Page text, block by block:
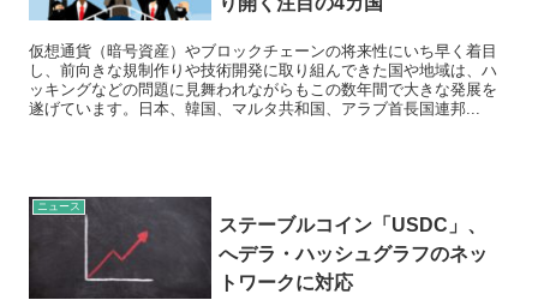
仮想通貨（暗号資産）やブロックチェーンの将来性にいち早く着目
し、前向きな規制作りや技術開発に取り組んできた国や地域は、ハ
ッキングなどの問題に見舞われながらもこの数年間で大きな発展を
遂げています。日本、韓国、マルタ共和国、アラブ首長国連邦...
ニュース
ステーブルコイン「USDC」、
へデラ・ハッシュグラフのネッ
トワークに対応